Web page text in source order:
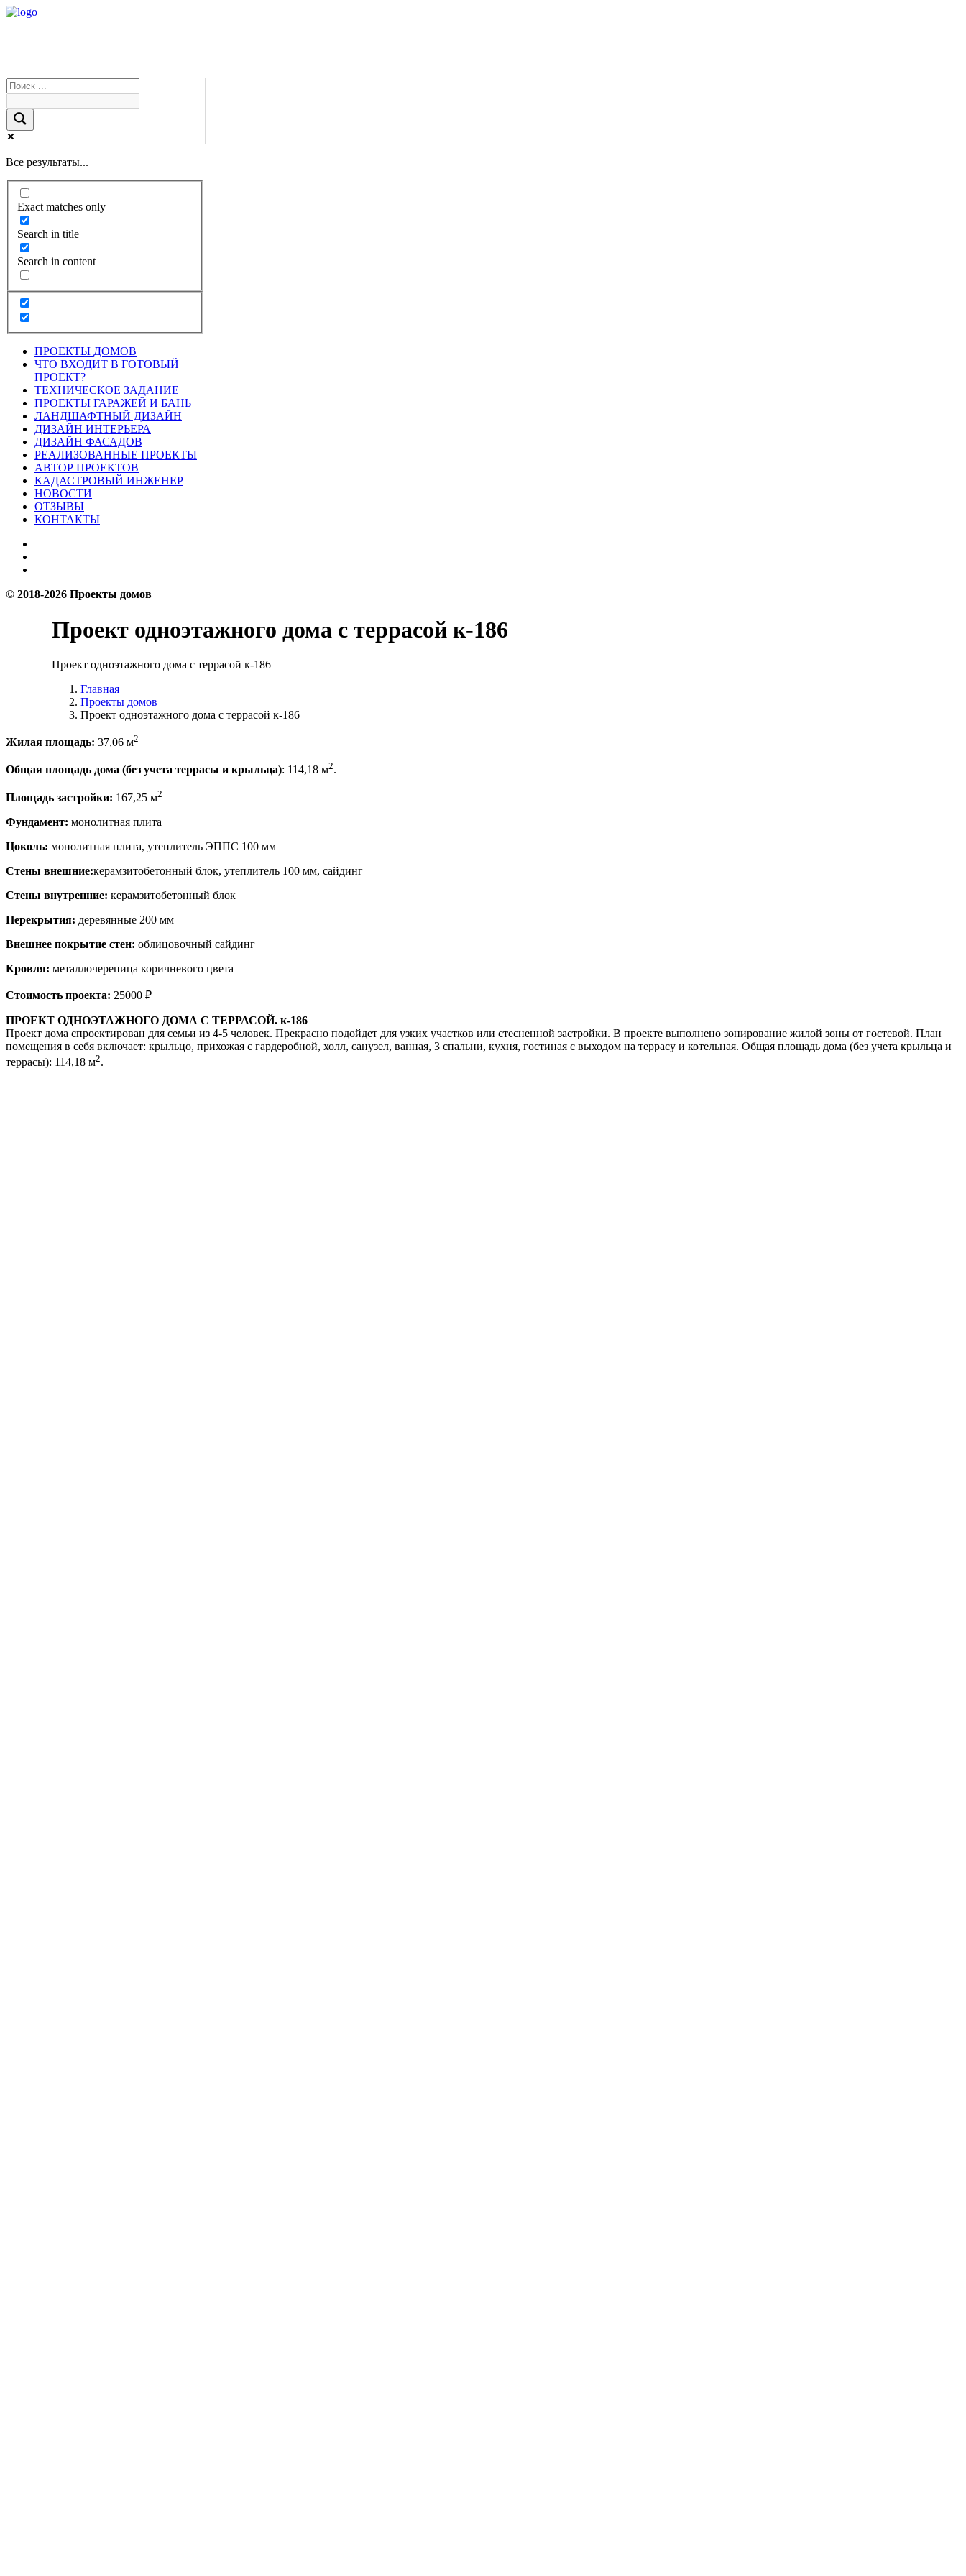
Все результаты...
Exact matches only
Search in title
Search in content
ПРОЕКТЫ ДОМОВ
ЧТО ВХОДИТ В ГОТОВЫЙ
ПРОЕКТ?
ТЕХНИЧЕСКОЕ ЗАДАНИЕ
ПРОЕКТЫ ГАРАЖЕЙ И БАНЬ
ЛАНДШАФТНЫЙ ДИЗАЙН
ДИЗАЙН ИНТЕРЬЕРА
ДИЗАЙН ФАСАДОВ
РЕАЛИЗОВАННЫЕ ПРОЕКТЫ
АВТОР ПРОЕКТОВ
КАДАСТРОВЫЙ ИНЖЕНЕР
НОВОСТИ
ОТЗЫВЫ
КОНТАКТЫ
© 2018-2026 Проекты домов
Проект одноэтажного дома с террасой к-186
Проект одноэтажного дома с террасой к-186
Главная
Проекты домов
Проект одноэтажного дома с террасой к-186
Жилая площадь: 37,06 м2
Общая площадь дома (без учета террасы и крыльца): 114,18 м2.
Площадь застройки: 167,25 м2
Фундамент: монолитная плита
Цоколь: монолитная плита, утеплитель ЭППС 100 мм
Стены внешние:керамзитобетонный блок, утеплитель 100 мм, сайдинг
Стены внутренние: керамзитобетонный блок
Перекрытия: деревянные 200 мм
Внешнее покрытие стен: облицовочный сайдинг
Кровля: металлочерепица коричневого цвета
Стоимость проекта: 25000 ₽
ПРОЕКТ ОДНОЭТАЖНОГО ДОМА С ТЕРРАСОЙ. к-186
Проект дома спроектирован для семьи из 4-5 человек. Прекрасно подойдет для узких участков или стесненной застройки. В проекте выполнено зонирование жилой зоны от гостевой. План
помещения в себя включает: крыльцо, прихожая с гардеробной, холл, санузел, ванная, 3 спальни, кухня, гостиная с выходом на террасу и котельная. Общая площадь дома (без учета крыльца и
террасы): 114,18 м2.